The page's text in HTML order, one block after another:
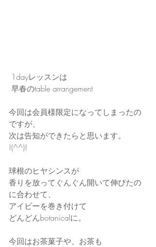
1dayレッスンは
早春のtable arrangement
今回は会員様限定になってしまったの
ですが、
次は告知ができたらと思います。
!(^^)!
球根のヒヤシンスが
香りを放ってぐんぐん開いて伸びたの
に合わせて、
アイビーを巻き付けて
どんどんbotanicalに。
今回はお茶菓子や、お茶も